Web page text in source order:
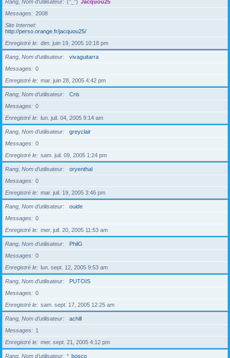
Rang, Nom d’utilisateur (°_°) Jacquou25
Messages
2008
Site Internet
http://perso.orange.fr/jacquou25/
Enregistré le
dim. juin 19, 2005 10:18 pm
Rang, Nom d’utilisateur
vivaguitarra
Messages
0
Enregistré le
mar. juin 28, 2005 4:42 pm
Rang, Nom d’utilisateur
Cris
Messages
0
Enregistré le
lun. juil. 04, 2005 9:14 am
Rang, Nom d’utilisateur
greyclair
Messages
0
Enregistré le
sam. juil. 09, 2005 1:24 pm
Rang, Nom d’utilisateur
oryenthal
Messages
0
Enregistré le
mar. juil. 19, 2005 3:46 pm
Rang, Nom d’utilisateur
ouide
Messages
0
Enregistré le
mer. juil. 20, 2005 11:53 am
Rang, Nom d’utilisateur
PhilG
Messages
0
Enregistré le
lun. sept. 12, 2005 9:53 am
Rang, Nom d’utilisateur
PUTOIS
Messages
0
Enregistré le
sam. sept. 17, 2005 12:25 am
Rang, Nom d’utilisateur
achill
Messages
1
Enregistré le
mer. sept. 21, 2005 4:12 pm
Rang, Nom d’utilisateur * bosco